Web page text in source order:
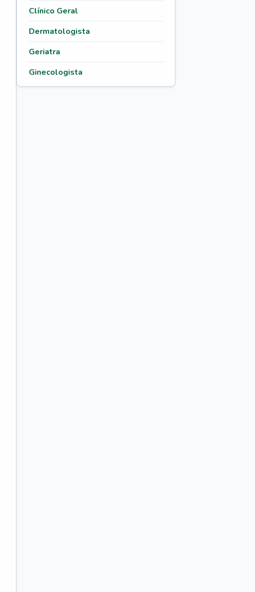
Clínico Geral
Dermatologista
Geriatra
Ginecologista